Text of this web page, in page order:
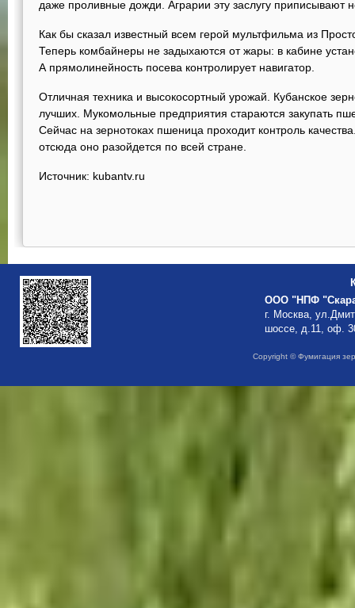
даже проливные дожди. Аграрии эту заслугу приписывают
Как бы сказал известный всем герой мультфильма из
Теперь комбайнеры не задыхаются от жары: в кабине
А прямолинейность посева контролирует навигатор.
Отличная техника и высокосортный урожай. Кубанское
лучших. Мукомольные предприятия стараются закупать
Сейчас на зернотоках пшеница проходит контроль
отсюда оно разойдется по всей стране.
Источник: kubantv.ru
ООО "НПФ
г. Москва,
шоссе, д.11, оф.
Copyright © Фумигация